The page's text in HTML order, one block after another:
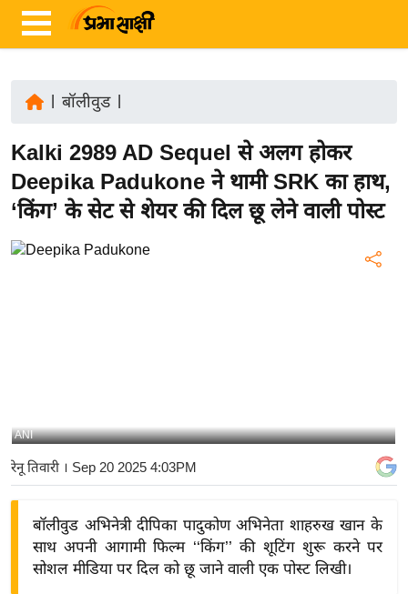
ज़ा
ख
ब
रा
य
बि
ज़
द्यो
बॉलीवुड|
Kalki 2989 AD Sequel से अलग होकर
Deepika Padukone ने थामी SRK का हाथ,
‘किंग’ के सेट से शेयर की दिल छू लेने वाली पोस्ट
ANI
रेनू तिवारी । Sep 20 2025 4:03PM
बॉलीवुड अभिनेत्री दीपिका पादुकोण अभिनेता शाहरुख खान के
साथ अपनी आगामी फिल्म ‘‘किंग’’ की शूटिंग शुरू करने पर
सोशल मीडिया पर दिल को छू जाने वाली एक पोस्ट लिखी।